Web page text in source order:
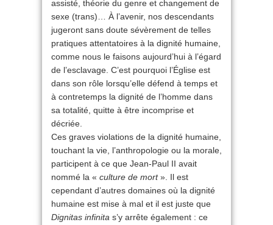
assisté, théorie du genre et changement de
sexe (trans)… À l’avenir, nos descendants
jugeront sans doute sévèrement de telles
pratiques attentatoires à la dignité humaine,
comme nous le faisons aujourd’hui à l’égard
de l’esclavage. C’est pourquoi l’Église est
dans son rôle lorsqu’elle défend à temps et
à contretemps la dignité de l’homme dans
sa totalité, quitte à être incomprise et
décriée.
Ces graves violations de la dignité humaine,
touchant la vie, l’anthropologie ou la morale,
participent à ce que Jean-Paul II avait
nommé la « culture de mort». Il est
cependant d’autres domaines où la dignité
humaine est mise à mal et il est juste que
Dignitas infinita s’y arrête également : ce